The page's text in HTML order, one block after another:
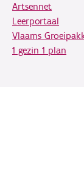
Artsennet
Leerportaal
Vlaams
1 gezin 1 plan